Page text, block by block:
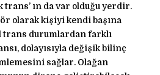
ın da var olduğu yerdir.
olarak kişiyi kendi başına
trans durumlardan farklı
dolayısıyla değişik bilinç
sağlar. Olağan